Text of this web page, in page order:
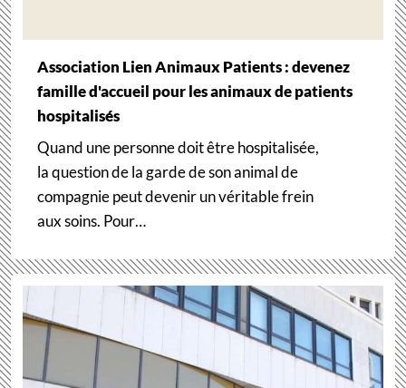
Association Lien Animaux Patients : devenez
famille d'accueil pour les animaux de patients
hospitalisés
Quand une personne doit être hospitalisée,
la question de la garde de son animal de
compagnie peut devenir un véritable frein
aux soins. Pour…